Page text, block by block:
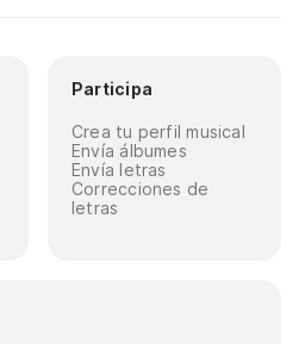
Participa
Crea tu perfil musical
Envía álbumes
Envía letras
Correcciones de
letras